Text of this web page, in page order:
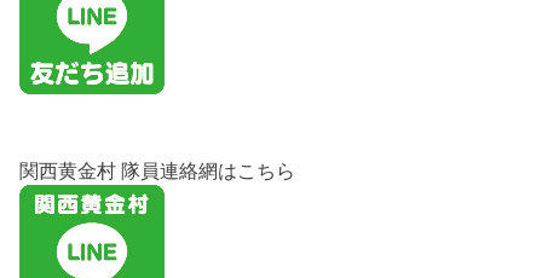
関西黄金村 隊員連絡網はこちら